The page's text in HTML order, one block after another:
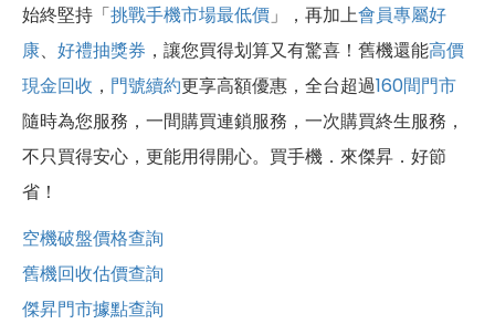
始終堅持「挑戰手機市場最低價 」，再加上會員專屬好
康、 好禮抽獎券 ，讓您買得划算又有驚喜！舊機還能高價
現金回收 ， 門號續約更享高額優惠，全台超過160間門市
隨時為您服務，一間購買連鎖服務，一次購買終生服務，
不只買得安心，更能用得開心。買手機．來傑昇．好節
省！
空機破盤價格查詢
舊機回收估價查詢
傑昇門市據點查詢